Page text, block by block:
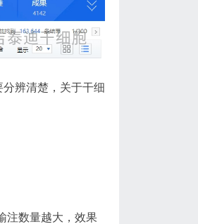
辨清楚，关于干细
注数量越大，效果